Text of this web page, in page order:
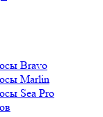
Bravo
Marlin
Sea Pro